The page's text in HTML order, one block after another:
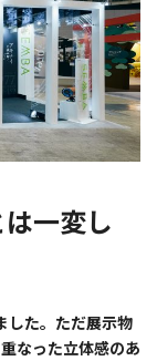
一変し
した。ただ展示物
なった立体感のあ